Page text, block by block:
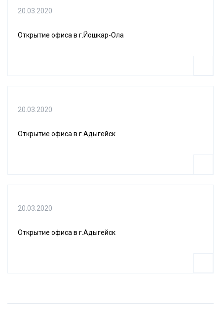
20.03.2020
Открытие офиса в г.Йошкар-Ола
20.03.2020
Открытие офиса в г.Адыгейск
20.03.2020
Открытие офиса в г.Адыгейск